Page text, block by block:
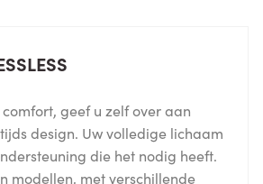
geef u zelf over aan
design. Uw volledige lichaam
die het nodig heeft.
modellen, met verschillende